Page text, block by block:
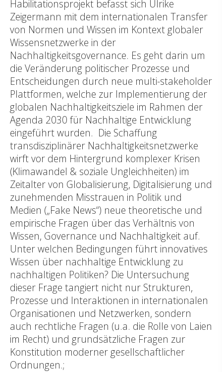
Habilitationsprojekt befasst sich Ulrike
Zeigermann mit dem internationalen Transfer
von Normen und Wissen im Kontext globaler
Wissensnetzwerke in der
Nachhaltigkeitsgovernance. Es geht darin um
die Veränderung politischer Prozesse und
Entscheidungen durch neue multi-stakeholder
Plattformen, welche zur Implementierung der
globalen Nachhaltigkeitsziele im Rahmen der
Agenda 2030 für Nachhaltige Entwicklung
eingeführt wurden. Die Schaffung
transdisziplinärer Nachhaltigkeitsnetzwerke
wirft vor dem Hintergrund komplexer Krisen
(Klimawandel & soziale Ungleichheiten) im
Zeitalter von Globalisierung, Digitalisierung und
zunehmenden Misstrauen in Politik und
Medien („Fake News“) neue theoretische und
empirische Fragen über das Verhältnis von
Wissen, Governance und Nachhaltigkeit auf.
Unter welchen Bedingungen führt innovatives
Wissen über nachhaltige Entwicklung zu
nachhaltigen Politiken? Die Untersuchung
dieser Frage tangiert nicht nur Strukturen,
Prozesse und Interaktionen in internationalen
Organisationen und Netzwerken, sondern
auch rechtliche Fragen (u.a. die Rolle von Laien
im Recht) und grundsätzliche Fragen zur
Konstitution moderner gesellschaftlicher
Ordnungen.;